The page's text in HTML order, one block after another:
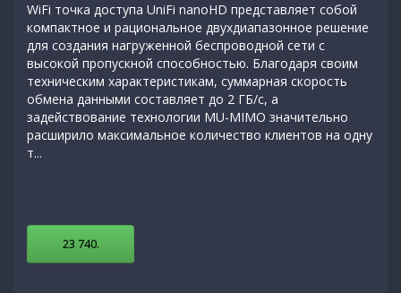
WiFi точка доступа UniFi nanoHD представляет собой
компактное и рациональное двухдиапазонное решение
для создания нагруженной беспроводной сети с
высокой пропускной способностью. Благодаря своим
техническим характеристикам, суммарная скорость
обмена данными составляет до 2 ГБ/с, а
задействование технологии MU-MIMO значительно
расширило максимальное количество клиентов на одну
т...
23 740.